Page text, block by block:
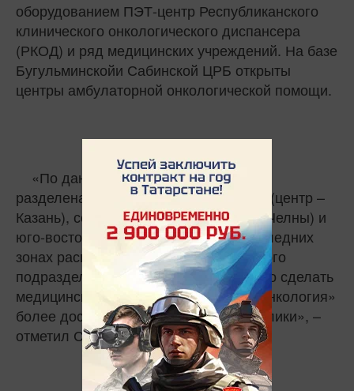
оборудованием ПЭТ-центр Республиканского
клинического онкологического диспансера
(РКОД) и ряд медицинских учреждений. На базе
Бугульминскойи Сабинской ЦРБ открыты
центры амбулаторной онкологической помощи.
«По данной программе республика
разделена на три зоны - центральная (центр –
Казань), северо-восток (Набережные Челны) и
юго-восток (Альметьевск). В двух последних
зонах расположены филиалы головного
подразделения - РКОД. Это позволило сделать
медицинскую помощь по профилю «онкология»
более доступной для жителей республики», –
отметил Садыков.